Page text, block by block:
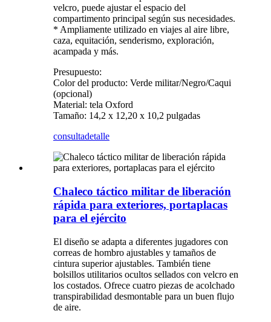
velcro, puede ajustar el espacio del
compartimento principal según sus necesidades.
* Ampliamente utilizado en viajes al aire libre,
caza, equitación, senderismo, exploración,
acampada y más.
Presupuesto:
Color del producto: Verde militar/Negro/Caqui
(opcional)
Material: tela Oxford
Tamaño: 14,2 x 12,20 x 10,2 pulgadas
consultadetalle
Chaleco táctico militar de liberación
rápida para exteriores, portaplacas
para el ejército
El diseño se adapta a diferentes jugadores con
correas de hombro ajustables y tamaños de
cintura superior ajustables. También tiene
bolsillos utilitarios ocultos sellados con velcro en
los costados. Ofrece cuatro piezas de acolchado
transpirabilidad desmontable para un buen flujo
de aire.